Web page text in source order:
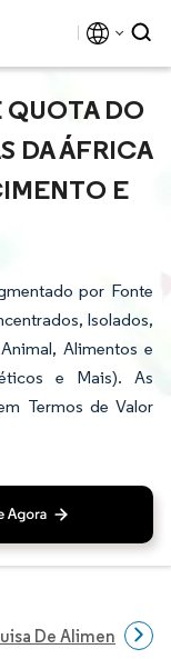
QUOTA DO
DA ÁFRICA
E
por Fonte
Isolados,
Alimentos e
e Mais). As
Termos de Valor
De Alimentos E